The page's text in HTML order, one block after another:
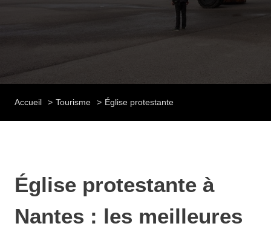
Accueil Tourisme Église protestante
Église protestante à
Nantes : les meilleures